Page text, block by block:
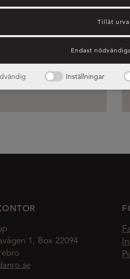
Tillåt urval
Endast
Inställningar
1, Box 22094